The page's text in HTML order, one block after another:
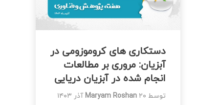
دستکاری های کروموزومی در
آبزیان: مروری بر مطالعات
انجام شده در آبزیان دریایی
توسط Maryam Roshan ۲۰ آذر ۱۴۰۳